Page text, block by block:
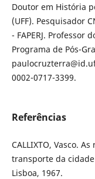
Doutor em História
(UFF). Pesquisador
- FAPERJ. Professor
Programa de Pós-
0002-0717-3399.
Referências
CALLIXTO, Vasco.
transporte da
Lisboa, 1967.